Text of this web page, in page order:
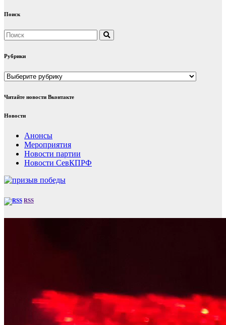
Поиск
Рубрики
Рубрики
Читайте новости Вконтакте
Новости
Анонсы
Мероприятия
Новости партии
Новости СевКПРФ
RSS